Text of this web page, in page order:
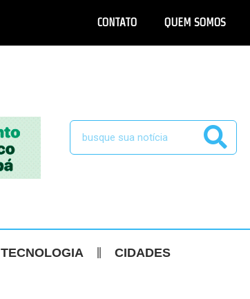
CONTATO QUEM SOMOS
TECNOLOGIA CIDADES